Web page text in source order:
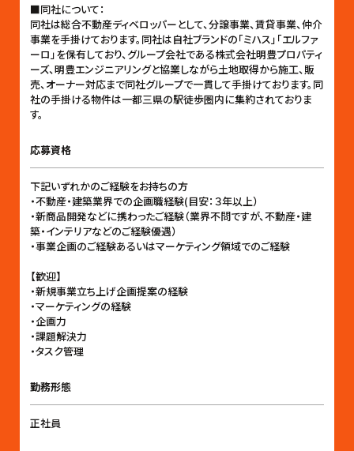
■同社について：
同社は総合不動産ディベロッパーとして、分譲事業、賃貸事業、仲介
事業を手掛けております。同社は自社ブランドの「ミハス」「エルファ
ーロ」を保有しており、グループ会社である株式会社明豊プロパティ
ーズ、明豊エンジニアリングと協業しながら土地取得から施工、販
売、オーナー対応まで同社グループで一貫して手掛けております。同
社の手掛ける物件は一都三県の駅徒歩圏内に集約されておりま
す。
応募資格
下記いずれかのご経験をお持ちの方
・不動産・建築業界での企画職経験(目安：３年以上）
・新商品開発などに携わったご経験（業界不問ですが、不動産・建
築・インテリアなどのご経験優遇）
・事業企画のご経験あるいはマーケティング領域でのご経験
【歓迎】
・新規事業立ち上げ企画提案の経験
・マーケティングの経験
・企画力
・課題解決力
・タスク管理
勤務形態
正社員